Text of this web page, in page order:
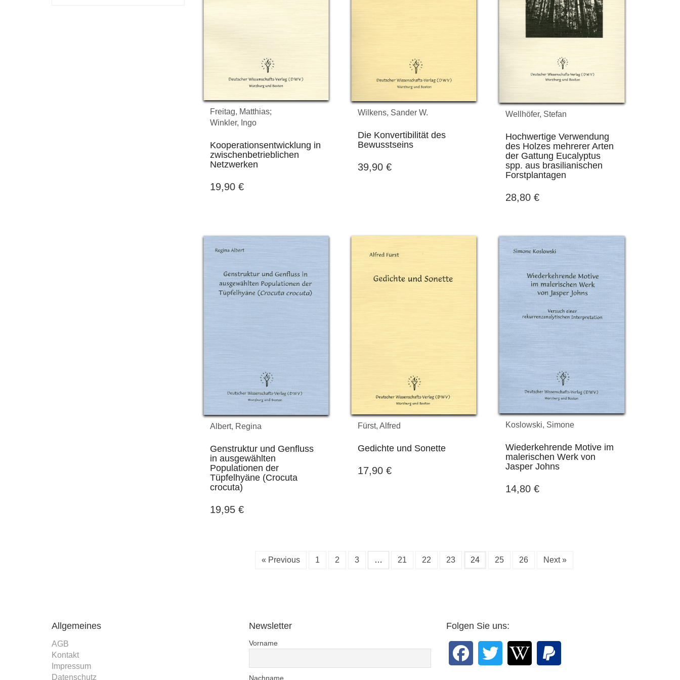
Freitag, Matthias;
Winkler, Ingo
Kooperationsentwicklung in
zwischenbetrieblichen
Netzwerken
19,90 €
Wilkens, Sander W.
Die Konvertibilität des
Bewusstseins
39,90 €
Wellhöfer, Stefan
Hochwertige Verwendung
des Holzes mehrerer Arten
der Gattung Eucalyptus
spp. aus brasilianischen
Forstplantagen
28,80€
Albert, Regina
Genstruktur und Genfluss
in ausgewählten
Populationen der
Tüpfelhyäne (Crocuta
crocuta)
19,95 €
Fürst, Alfred
Gedichte und Sonette
17,90 €
Koslowski, Simone
Wiederkehrende Motive im
malerischen Werk von
Jasper Johns
14,80€
« Previous 1 2 3 … 21 22 23 24 25 26 Next »
einer E-mail vom 25. Februar
2016 an den Verlag
Allgemeines
AGB
Kontakt
Impressum
Datenschutz
Newsletter
Vorname
Nachname
Folgen Sie uns: